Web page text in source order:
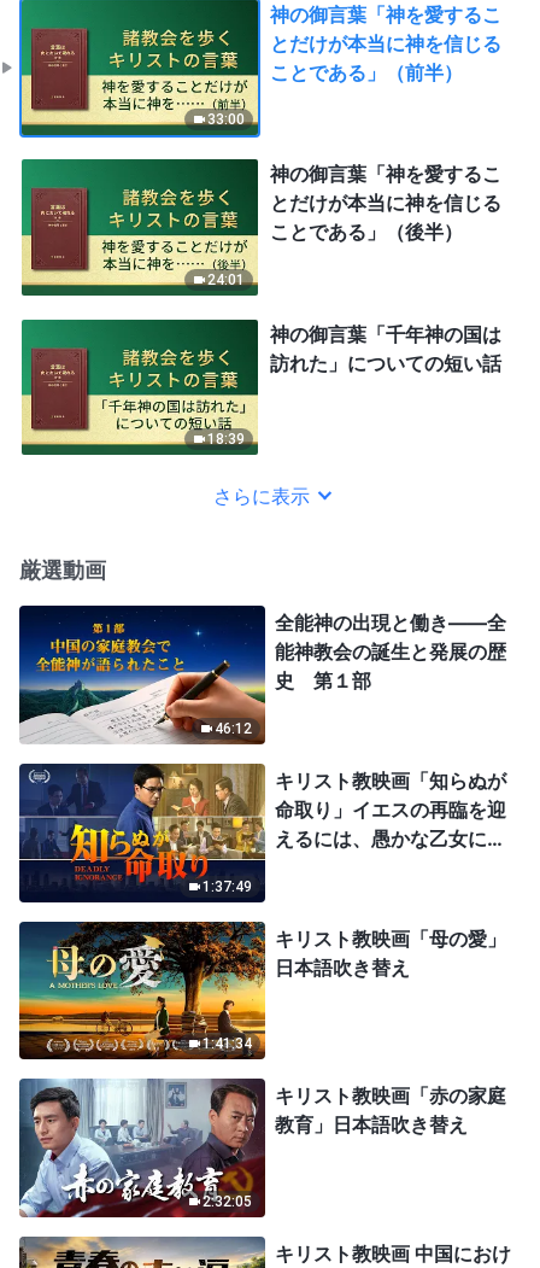
33:00
神の御言葉「神を愛するこ
とだけが本当に神を信じる
ことである」（前半）
24:01
神の御言葉「神を愛するこ
とだけが本当に神を信じる
ことである」（後半）
18:39
神の御言葉「千年神の国は
訪れた」についての短い話
さらに表示
厳選動画
46:12
全能神の出現と働き——全
能神教会の誕生と発展の歴
史 第１部
1:37:49
キリスト教映画「知らぬが
命取り」イエスの再臨を迎
えるには、愚かな乙女にな
1:41:34
キリスト教映画「母の愛」
日本語吹き替え
2:32:05
キリスト教映画「赤の家庭
教育」日本語吹き替え
キリスト教映画 中国におけ